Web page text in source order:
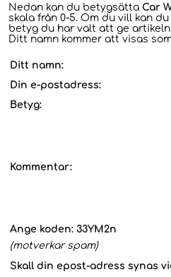
Nedan kan du betygsätta Car
skala från 0-5. Om du vill kan
betyg du har valt att ge artikeln.
Ditt namn kommer att visas
Ditt namn:
Din e-postadress:
Betyg:
Kommentar:
Ange koden: 33YM2n
(motverkar spam)
Skall din epost-adress synas